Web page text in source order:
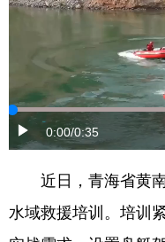
0:00/0:35
近日，青海省黄南
水域救援培训。培训